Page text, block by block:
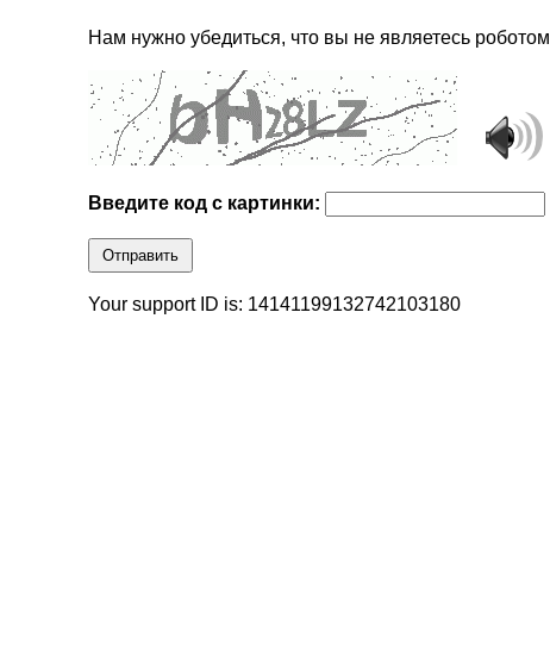
Нам нужно убедиться, что вы не являетесь роботом
Введите код с картинки:
Отправить
Your support ID is: 14141199132742103180